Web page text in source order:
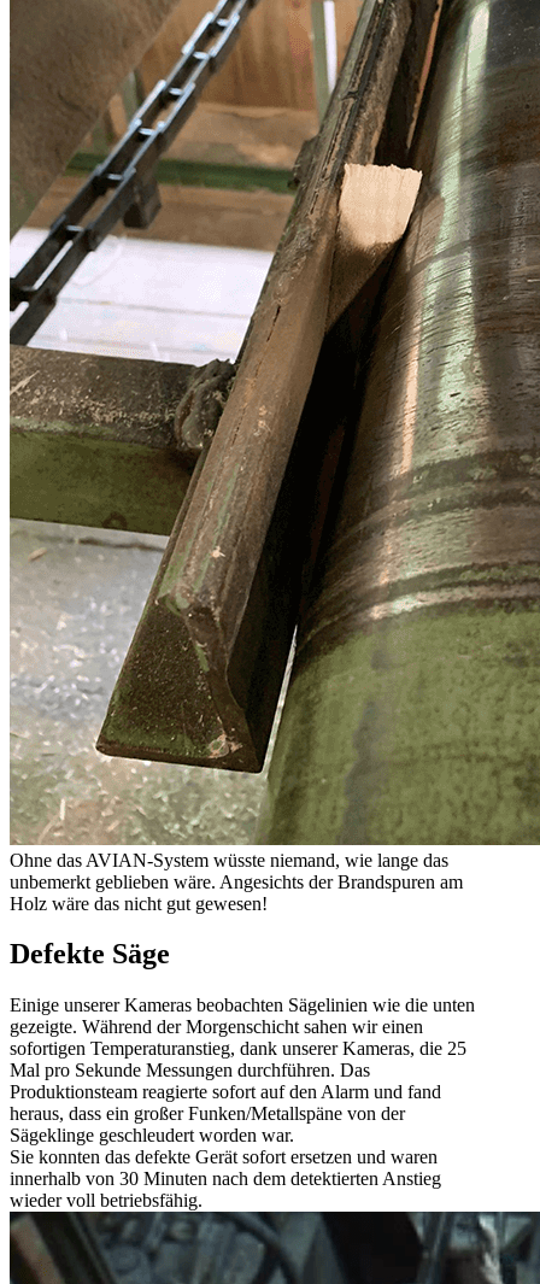
Ohne das AVIAN-System wüsste niemand, wie lange das
unbemerkt geblieben wäre. Angesichts der Brandspuren am
Holz wäre das nicht gut gewesen!
Defekte Säge
Einige unserer Kameras beobachten Sägelinien wie die unten
gezeigte. Während der Morgenschicht sahen wir einen
sofortigen Temperaturanstieg, dank unserer Kameras, die 25
Mal pro Sekunde Messungen durchführen. Das
Produktionsteam reagierte sofort auf den Alarm und fand
heraus, dass ein großer Funken/Metallspäne von der
Sägeklinge geschleudert worden war.
Sie konnten das defekte Gerät sofort ersetzen und waren
innerhalb von 30 Minuten nach dem detektierten Anstieg
wieder voll betriebsfähig.